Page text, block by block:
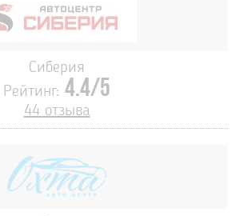
Сиберия
Рейтинг: 4.4/5
44 отзыва